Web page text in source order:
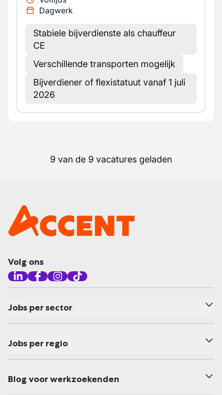
Dagwerk
Stabiele bijverdienste als chauffeur
CE
Verschillende transporten mogelijk
Bijverdiener of flexistatuut vanaf 1 juli
2026
9 van de 9 vacatures geladen
Volg ons
Jobs per sector
Jobs per regio
Blog voor werkzoekenden